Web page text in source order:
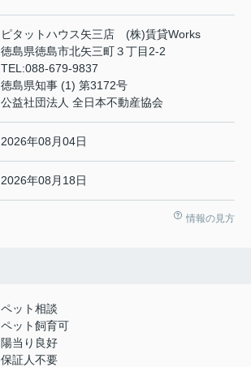
ピタットハウス矢三店 (株)賃貸Works
徳島県徳島市北矢三町３丁目2-2
TEL:088-679-9837
徳島県知事 (1) 第3172号
公益社団法人 全日本不動産協会
2026年08月04日
2026年08月18日
情報の見方
ペット相談
ペット飼育可
陽当り良好
保証人不要